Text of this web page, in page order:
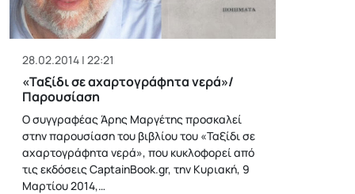
28.02.2014 | 22:21
«Ταξίδι σε αχαρτογράφητα νερά»/
Παρουσίαση
Ο συγγραφέας Άρης Μαργέτης προσκαλεί
στην παρουσίαση του βιβλίου του «Ταξίδι σε
αχαρτογράφητα νερά», που κυκλοφορεί από
τις εκδόσεις CaptainBook.gr, την Κυριακή, 9
Μαρτίου 2014,…